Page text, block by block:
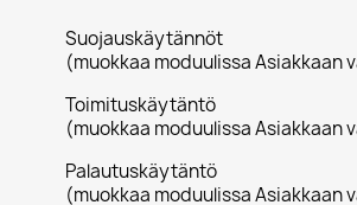
Suojauskäytännöt
(muokkaa moduulissa Asiakkaan
Toimituskäytäntö
(muokkaa moduulissa Asiakkaan
Palautuskäytäntö
(muokkaa moduulissa Asiakkaan